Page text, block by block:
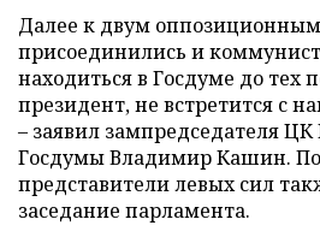
Далее к двум
присоединились и
находиться в Госдуме до тех
президент, не встретится с
– заявил зампредседателя
Госдумы Владимир Кашин.
представители левых сил
заседание парламента.